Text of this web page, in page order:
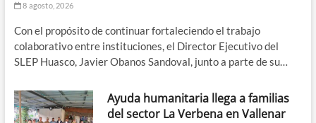
8 agosto, 2026
Con el propósito de continuar fortaleciendo el trabajo
colaborativo entre instituciones, el Director Ejecutivo del
SLEP Huasco, Javier Obanos Sandoval, junto a parte de su…
Ayuda humanitaria llega a familias
del sector La Verbena en Vallenar